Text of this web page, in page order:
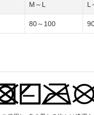
M～L L
80～100